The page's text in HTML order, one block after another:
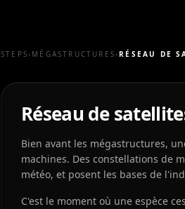
STEPS › MÉGASTRUCTURES ›RÉSEAU DE
Réseau de
Bien avant les mégastructures,
machines. Des constellations de
météo, et posent les bases de
C'est le moment où une espèce